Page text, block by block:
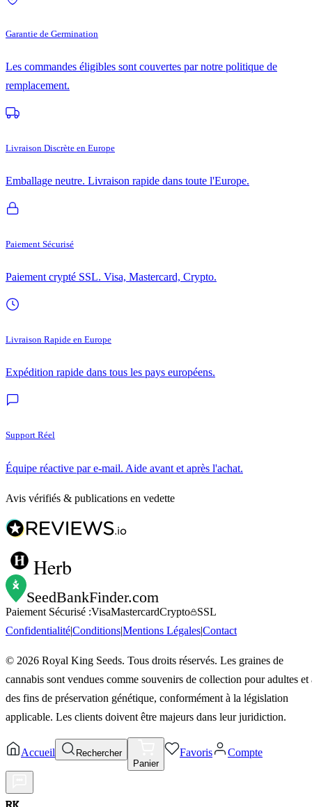
Garantie de Germination
Les commandes éligibles sont couvertes par notre politique de
remplacement.
Livraison Discrète en Europe
Emballage neutre. Livraison rapide dans toute l'Europe.
Paiement Sécurisé
Paiement crypté SSL. Visa, Mastercard, Crypto.
Livraison Rapide en Europe
Expédition rapide dans tous les pays européens.
Support Réel
Équipe réactive par e-mail. Aide avant et après l'achat.
Avis vérifiés & publications en vedette
Herb
SeedBankFinder.com
Paiement Sécurisé :VisaMastercardCrypto
SSL
Confidentialité|Conditions|Mentions Légales|Contact
© 2026 Royal King Seeds. Tous droits réservés. Les graines de
cannabis sont vendues comme souvenirs de collection pour adultes et
des fins de préservation génétique, conformément à la législation
applicable. Les clients doivent être majeurs dans leur juridiction.
Accueil
Rechercher
Panier
Favoris Compte
RK